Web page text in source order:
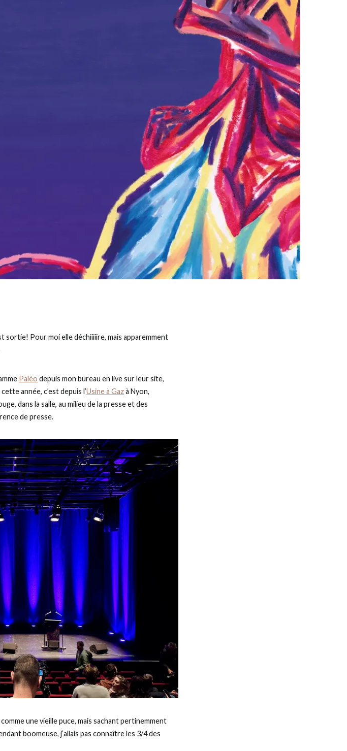
sortie! Pour moi elle déchiiiiire, mais apparemment
Paléo depuis mon bureau en live sur leur site,
année, c’est depuis l’Usine à Gazà Nyon,
dans la salle, au milieu de la presse et des
de presse.
une vieille puce, mais sachant pertinemment
boomeuse, j’allais pas connaître les 3/4 des